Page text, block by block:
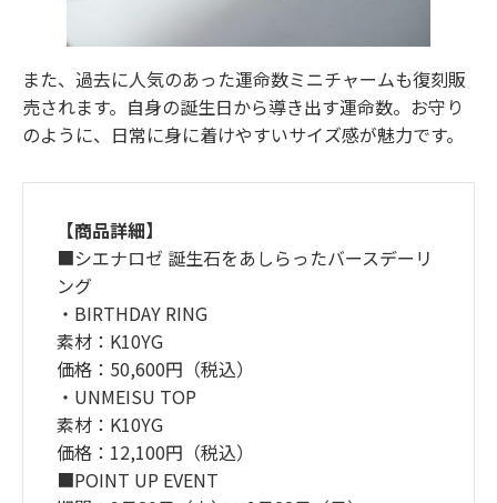
また、過去に人気のあった運命数ミニチャームも復刻販
売されます。自身の誕生日から導き出す運命数。お守り
のように、日常に身に着けやすいサイズ感が魅力です。
【商品詳細】
■シエナロゼ 誕生石をあしらったバースデーリ
ング
・BIRTHDAY RING
素材：K10YG
価格：50,600円（税込）
・UNMEISU TOP
素材：K10YG
価格：12,100円（税込）
■POINT UP EVENT